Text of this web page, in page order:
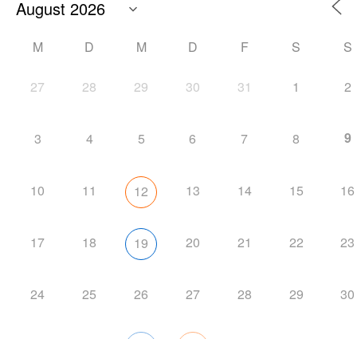
M D M D F S S
27 28 29 30 31 1 2
3 4 5 6 7 8 9
10 11 12 13 14 15 16
17 18 19 20 21 22 23
24 25 26 27 28 29 30